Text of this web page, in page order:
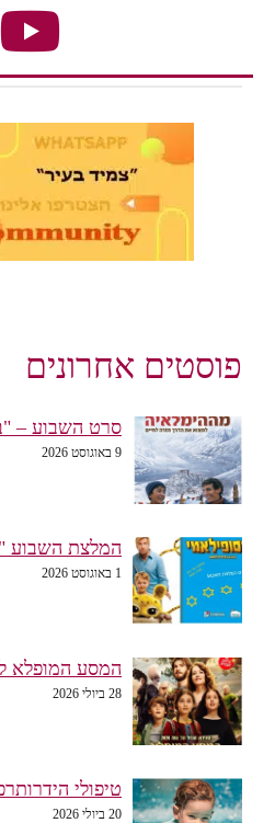
פוסטים אחרונים
סרט השבוע –
9 באוגוסט 2026
המלצת השבוע
1 באוגוסט 2026
המסע המופלא
28 ביולי 2026
טיפולי
20 ביולי 2026